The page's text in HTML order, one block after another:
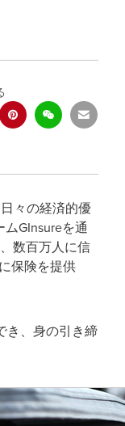
々の経済的優
GInsureを通
数百万人に信
保険を提供
き、身の引き締